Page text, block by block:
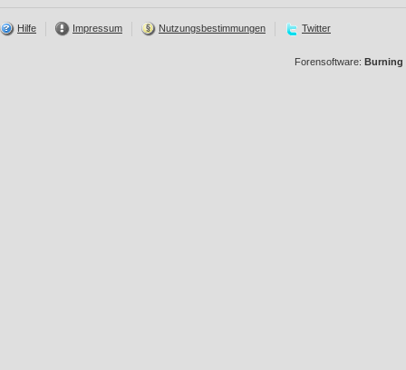
Hilfe Impressum Nutzungsbestimmungen Twitter
Forensoftware: Burning